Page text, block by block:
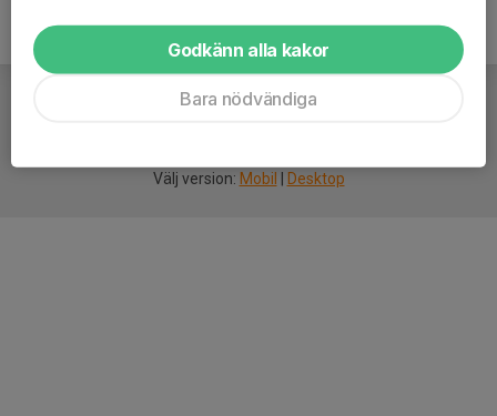
Välj version: Mobil Desktop
Godkänn alla kakor
Bara nödvändiga